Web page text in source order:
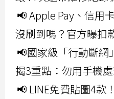
📢 Apple Pay、信用
沒刷到嗎？官方曝扣
📢國家級「行動斷網
揭3重點：勿用手機
📢 LINE免費貼圖4款